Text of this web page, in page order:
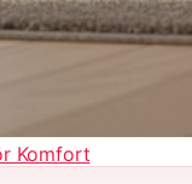
Komfort